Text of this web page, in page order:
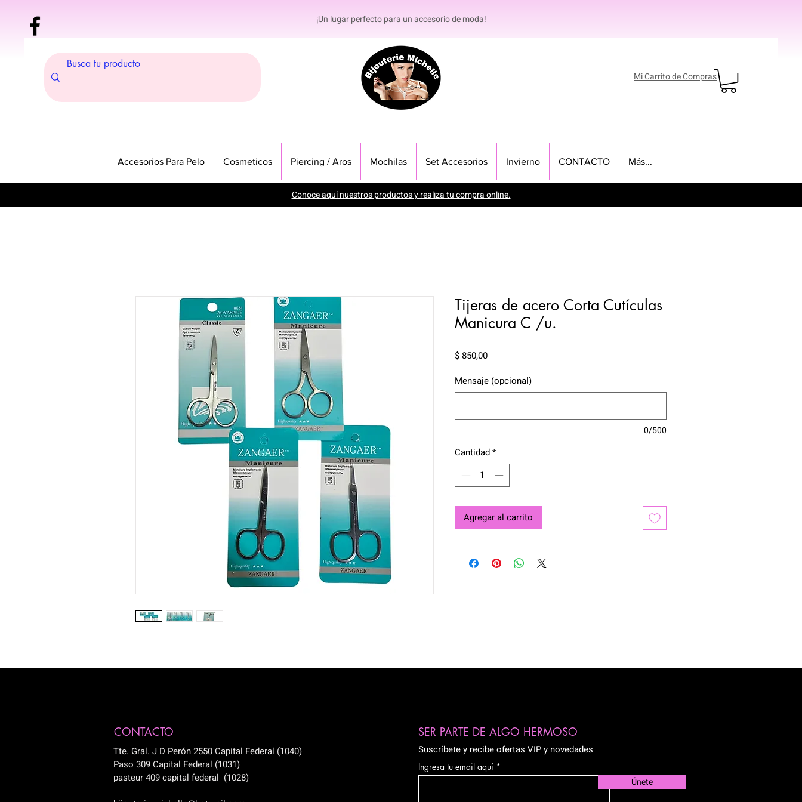
¡Un lugar perfecto para un accesorio de moda!
Mi Carrito de Compras
Accesorios Para Pelo Cosmeticos Piercing / Aros Mochilas Set Accesorios Invierno CONTACTO Más...
Conoce aquí nuestros productos y realiza tu compra online.
Tijeras de acero Corta Cutículas
Manicura C /u.
$ 850,00Precio
Mensaje (opcional)
0/500
Cantidad*
Agregar al carrito
CONTACTO SER PARTE DE ALGO HERMOSO
Suscríbete y recibe ofertas VIP y novedades
Ingresa tu email aquí
Únete
Tte. Gral. J D Perón 2550 Capital Federal (1040)
Paso 309 Capital Federal (1031)
pasteur 409 capital federal (1028)